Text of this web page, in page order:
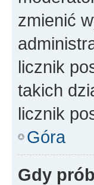
zmienić
licznik
takich
licznik
Góra
Gdy